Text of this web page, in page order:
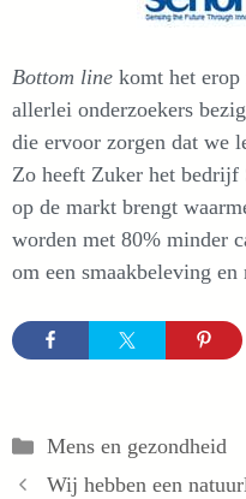
Bottom line komt het erop
allerlei onderzoekers
die ervoor zorgen dat we
Zo heeft Zuker het bedrijf
op de markt brengt
worden met 80% minder
om een smaakbeleving
Categorieën
Mens en gezondheid
Wij hebben een